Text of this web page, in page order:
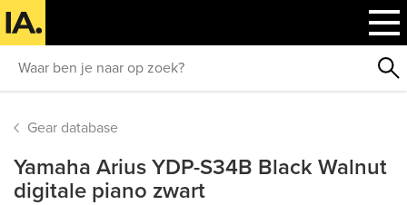
Gear database
Yamaha Arius YDP-S34B Black Walnut
digitale piano zwart